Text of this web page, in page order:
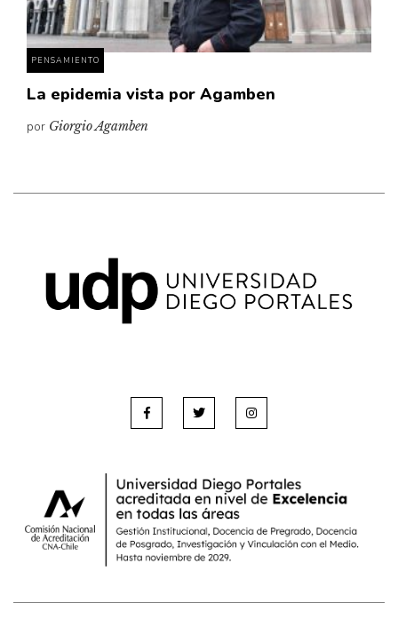
PENSAMIENTO
La epidemia vista por Agamben
por Giorgio Agamben